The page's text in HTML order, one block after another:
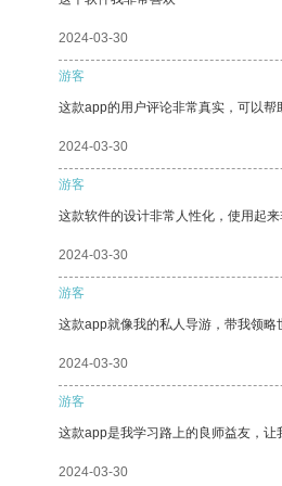
2024-03-30
游客
这款app的用户评论非常真实，可以帮
2024-03-30
游客
这款软件的设计非常人性化，使用起来
2024-03-30
游客
这款app就像我的私人导游，带我领略
2024-03-30
游客
这款app是我学习路上的良师益友，
2024-03-30